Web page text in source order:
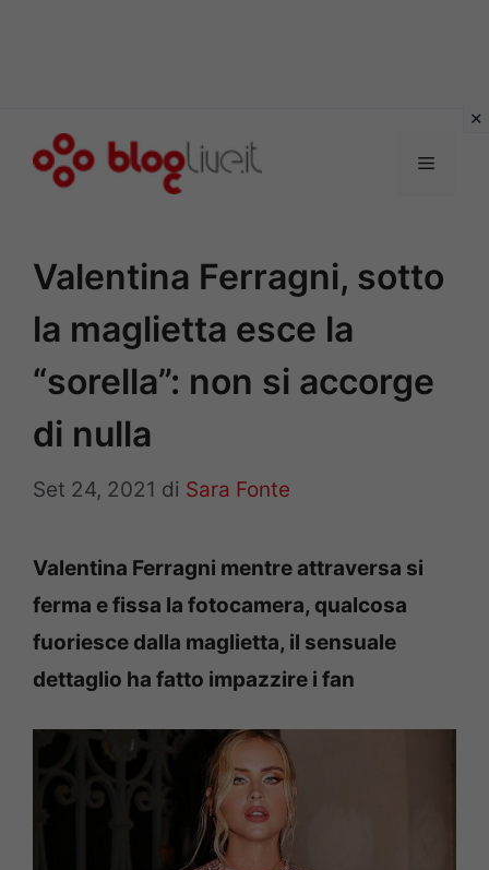
Menu
Valentina Ferragni, sotto
la maglietta esce la
“sorella”: non si accorge
di nulla
Set 24, 2021 di Sara Fonte
Valentina Ferragni mentre attraversa si
ferma e fissa la fotocamera, qualcosa
fuoriesce dalla maglietta, il sensuale
dettaglio ha fatto impazzire i fan